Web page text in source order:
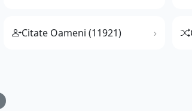
Citate Oameni (11921)